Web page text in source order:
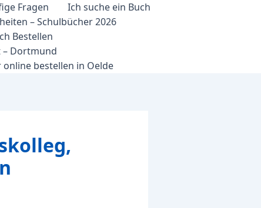
Fragen
Ich suche ein Buch
– Schulbücher 2026
Bestellen
– Dortmund
online bestellen in Oelde